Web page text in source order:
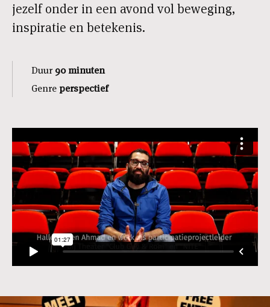
jezelf onder in een avond vol beweging,
inspiratie en betekenis.
Duur 90 minuten
Genre perspectief